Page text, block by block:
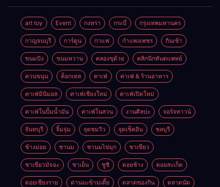
art toy Event กงหรา กระบี่ กรุงเทพมหานคร
กาญจนบุรี การ์ตูน กาแฟ กำแพงเพชร กินเช้า
ขนมปัง ขนมหวาน คลองขุด้วย คลิกนิกทันตแพทย์
ควนขนุน ค็อกเทล คาเฟ่ คาเฟ่ & ร้านอาหาร
คาเฟ่มินิมอล คาเฟ่เชียงใหม่ คาเฟ่เปิดใหม่
คาเฟ่ในปั้มน้ำมัน คาเฟ่ในสวน งานศิลปะ จอร์จทาวน์
จันทบุรี จิ้มจุ่ม จุดชมวิว จุดเช็คอิน ชลบุรี
ช้างม่อย ชานม ชานมไข่มุก ชาเขียว
ชาเขียวมัจฉะ ชาเย็น ซูชิ ดอยช้าง ดอยสะเก็ด
ดอยเชียงราย ด่านมะข้ามเตี้ย ตลาดของกิน ตลาดนัด